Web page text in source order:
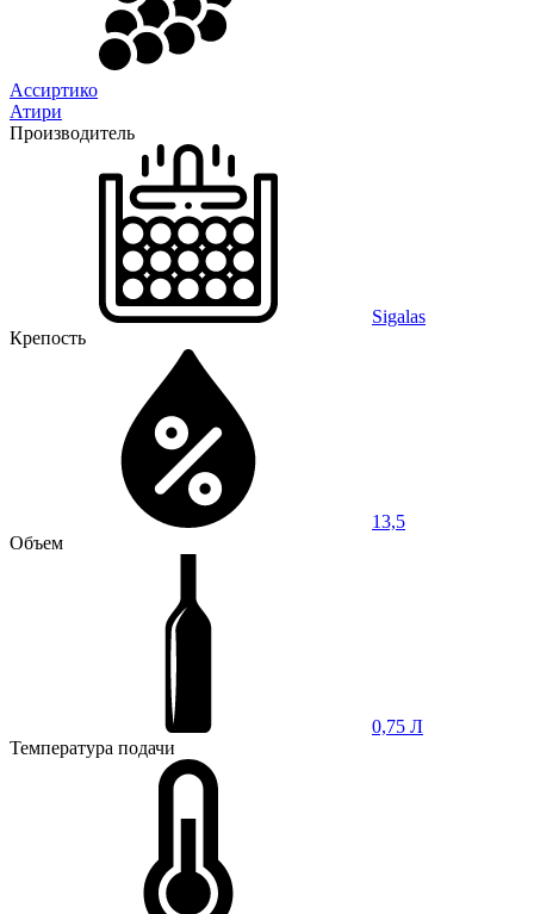
Ассиртико
Атири
Производитель
Sigalas
Крепость
13,5
Объем
0,75 Л
Температура подачи